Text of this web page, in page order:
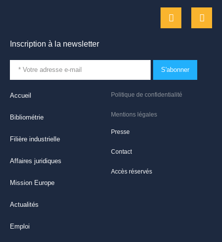
Politique de confidentialité
Mentions légales
Presse
Contact
Accès réservés
Accueil
Bibliométrie
Filière industrielle
Affaires juridiques
Mission Europe
Actualités
Emploi
Inscription à la newsletter
S'abonner